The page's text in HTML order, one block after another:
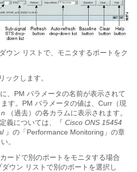
ウン リストで、モニタするポートをク
ックします。
、PM パラメータの名前が表示されて
す。PM パラメータの値は、Curr（現
n （過去）の各カラムに表示されます。
義については、『 Cisco ONS 15454
』の「Performance Monitoring」の章
。
ードで別のポートをモニタする場合
ウン リストで別のポートを選択し